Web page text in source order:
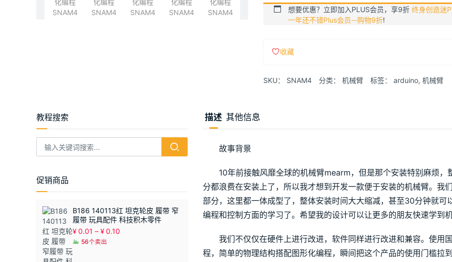
想要优惠？立即加入PLUS会员，享9折 终身创造迷
一年还不错Plus会员--购物9折!
收藏
SKU： SNAM4 分类： 机械臂 标签： arduino, 机械臂
描述 其他信息
故事背景
10年前接触风靡全球的机械臂mearm，但是那个安装特别麻烦
分都浪费在安装上了，所以我才想到开发一款便于安装的机械臂。
部分，这里都一体成型了，整体安装时间大大缩减，甚至30分钟就
编程和控制方面的学习了。希望我的设计可以让更多的朋友快速学到
我们不仅仅在硬件上进行改进，软件同样进行改进和兼容。使
程，简单的物理结构搭配图形化编程，瞬间把这个产品的使用门槛拉
教程搜索
促销商品
B186 140113红 坦克轮皮 履带 窄
履带 玩具配件 科技积木零件
¥0.01 – ¥0.10
56个卖出